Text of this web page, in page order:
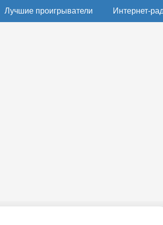
Лучшие проигрыватели Интернет-